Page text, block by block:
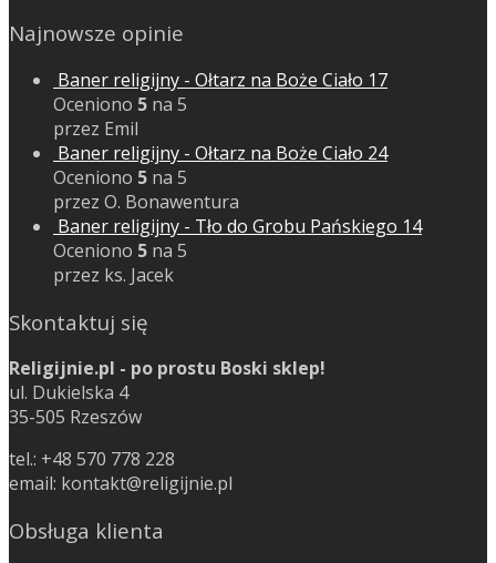
Najnowsze opinie
Baner religijny - Ołtarz na Boże Ciało 17
Oceniono 5 na 5
przez Emil
Baner religijny - Ołtarz na Boże Ciało 24
Oceniono 5 na 5
przez O. Bonawentura
Baner religijny - Tło do Grobu Pańskiego 14
Oceniono 5 na 5
przez ks. Jacek
Skontaktuj się
Religijnie.pl - po prostu Boski sklep!
ul. Dukielska 4
35-505 Rzeszów
tel.: +48 570 778 228
email: kontakt@religijnie.pl
Obsługa klienta